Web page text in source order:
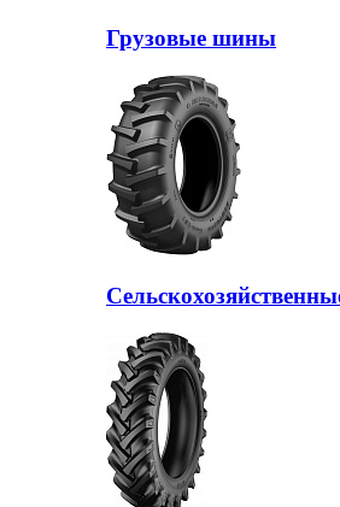
Грузовые шины